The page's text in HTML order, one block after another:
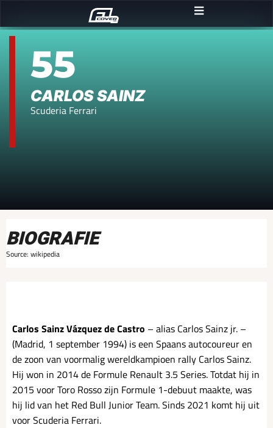
55
CARLOS SAINZ
Scuderia Ferrari
BIOGRAFIE
Source: wikipedia
Carlos Sainz Vázquez de Castro – alias Carlos Sainz jr. –
(Madrid, 1 september 1994) is een Spaans autocoureur en
de zoon van voormalig wereldkampioen rally Carlos Sainz.
Hij won in 2014 de Formule Renault 3.5 Series. Totdat hij in
2015 voor Toro Rosso zijn Formule 1-debuut maakte, was
hij lid van het Red Bull Junior Team. Sinds 2021 komt hij uit
voor Scuderia Ferrari.